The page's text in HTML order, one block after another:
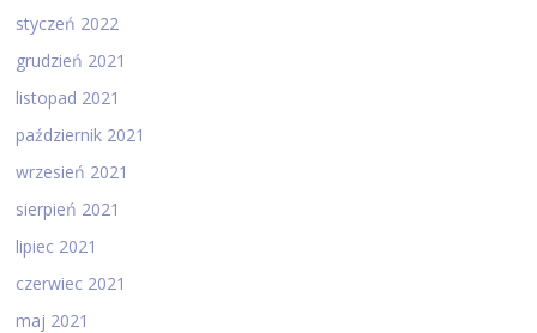
styczeń 2022
grudzień 2021
listopad 2021
październik 2021
wrzesień 2021
sierpień 2021
lipiec 2021
czerwiec 2021
maj 2021